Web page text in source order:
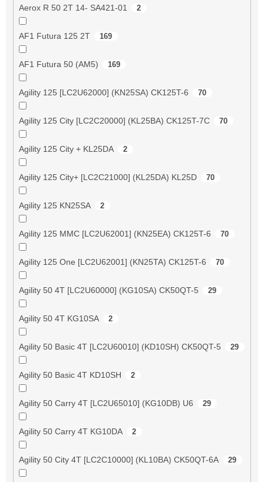
Aerox R 50 2T 14- SA421-01 2
AF1 Futura 125 2T 169
AF1 Futura 50 (AM5) 169
Agility 125 [LC2U62000] (KN25SA) CK125T-6 70
Agility 125 City [LC2C20000] (KL25BA) CK125T-7C 70
Agility 125 City + KL25DA 2
Agility 125 City+ [LC2C21000] (KL25DA) KL25D 70
Agility 125 KN25SA 2
Agility 125 MMC [LC2U62001] (KN25EA) CK125T-6 70
Agility 125 One [LC2U62001] (KN25TA) CK125T-6 70
Agility 50 4T [LC2U60000] (KG10SA) CK50QT-5 29
Agility 50 4T KG10SA 2
Agility 50 Basic 4T [LC2U60010] (KD10SH) CK50QT-5 29
Agility 50 Basic 4T KD10SH 2
Agility 50 Carry 4T [LC2U65010] (KG10DB) U6 29
Agility 50 Carry 4T KG10DA 2
Agility 50 City 4T [LC2C10000] (KL10BA) CK50QT-6A 29